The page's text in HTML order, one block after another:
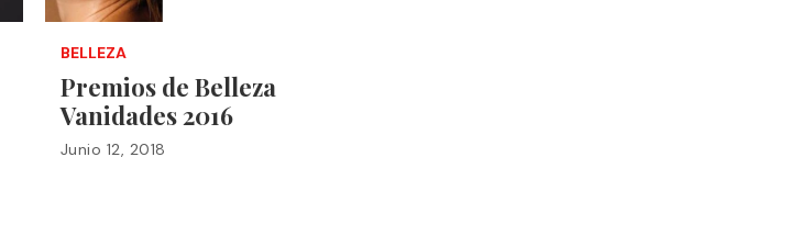
BELLEZA
Premios de Belleza
Vanidades 2016
Junio 12, 2018